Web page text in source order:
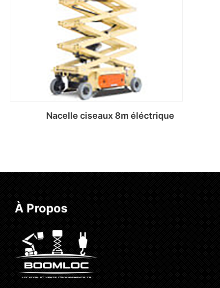
Nacelle ciseaux 8m éléctrique
À Propos